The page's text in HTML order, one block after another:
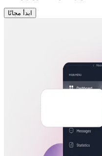
ابدأ مجانًا